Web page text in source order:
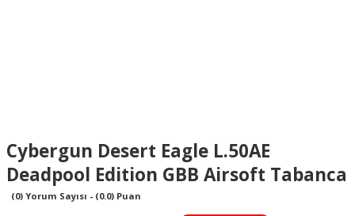
Cybergun Desert Eagle L.50AE
Deadpool Edition GBB Airsoft Tabanca
(0) Yorum Sayısı - (0.0) Puan